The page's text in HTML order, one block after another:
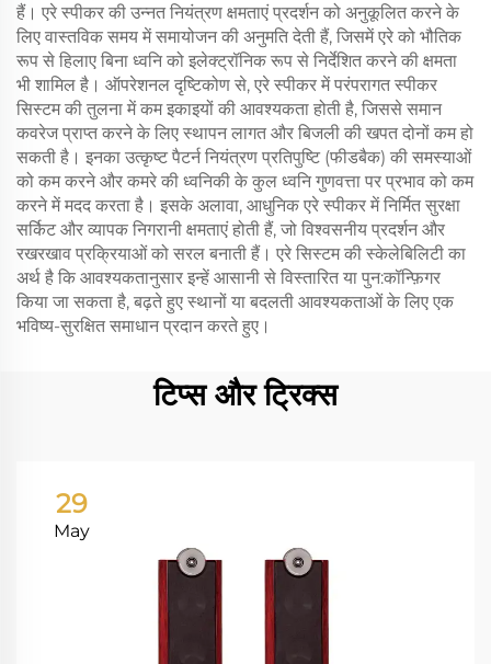
हैं। एरे स्पीकर की उन्नत नियंत्रण क्षमताएं प्रदर्शन को अनुकूलित करने के
लिए वास्तविक समय में समायोजन की अनुमति देती हैं, जिसमें एरे को भौतिक
रूप से हिलाए बिना ध्वनि को इलेक्ट्रॉनिक रूप से निर्देशित करने की क्षमता
भी शामिल है। ऑपरेशनल दृष्टिकोण से, एरे स्पीकर में परंपरागत स्पीकर
सिस्टम की तुलना में कम इकाइयों की आवश्यकता होती है, जिससे समान
कवरेज प्राप्त करने के लिए स्थापन लागत और बिजली की खपत दोनों कम हो
सकती है। इनका उत्कृष्ट पैटर्न नियंत्रण प्रतिपुष्टि (फीडबैक) की समस्याओं
को कम करने और कमरे की ध्वनिकी के कुल ध्वनि गुणवत्ता पर प्रभाव को कम
करने में मदद करता है। इसके अलावा, आधुनिक एरे स्पीकर में निर्मित सुरक्षा
सर्किट और व्यापक निगरानी क्षमताएं होती हैं, जो विश्वसनीय प्रदर्शन और
रखरखाव प्रक्रियाओं को सरल बनाती हैं। एरे सिस्टम की स्केलेबिलिटी का
अर्थ है कि आवश्यकतानुसार इन्हें आसानी से विस्तारित या पुन:कॉन्फ़िगर
किया जा सकता है, बढ़ते हुए स्थानों या बदलती आवश्यकताओं के लिए एक
भविष्य-सुरक्षित समाधान प्रदान करते हुए।
टिप्स और ट्रिक्स
29
May